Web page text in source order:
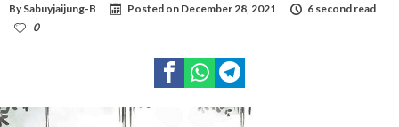
By Sabuyjaijung-B Posted on December 28, 2021
6 second read
0